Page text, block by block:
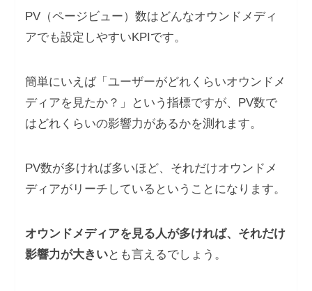
PV（ページビュー）数はどんなオウンドメディ
アでも設定しやすいKPIです。
簡単にいえば「ユーザーがどれくらいオウンドメ
ディアを見たか？」という指標ですが、PV数で
はどれくらいの影響力があるかを測れます。
PV数が多ければ多いほど、それだけオウンドメ
ディアがリーチしているということになります。
オウンドメディアを見る人が多ければ、それだけ
影響力が大きいとも言えるでしょう。